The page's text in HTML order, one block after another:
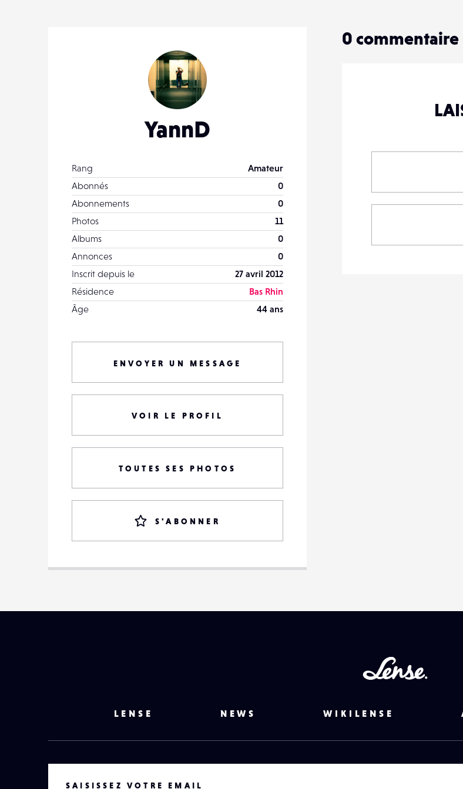
YannD
Rang
Amateur
Abonnés
0
Abonnements
0
Photos
11
Albums
0
Annonces
0
Inscrit depuis le
27 avril 2012
Résidence
Bas Rhin
Âge
44 ans
ENVOYER UN MESSAGE
VOIR LE PROFIL
TOUTES SES PHOTOS
S'ABONNER
0 commentaire
LENSE NEWS WIKILENSE
SAISISSEZ VOTRE EMAIL